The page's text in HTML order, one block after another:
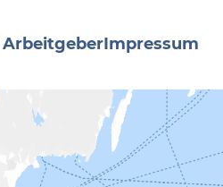
Impressum